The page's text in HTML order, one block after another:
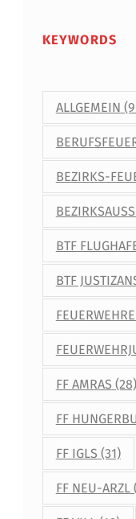
KEYWORDS
ALLGEMEIN
BEZIRKS-
BTF
BTF
FF AMRAS (28)
FF
FF IGLS (31)
FF NEU-ARZL